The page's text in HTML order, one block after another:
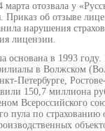
марта отозвала у
Приказ об отзыве
нарушения
лицензии.
основана в 1993
в Волжском
Петербурге,
150,7 миллиона
Всероссийского
пула по